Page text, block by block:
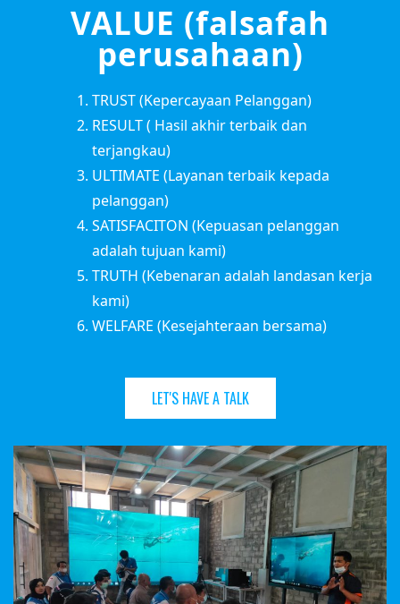
VALUE (falsafah
perusahaan)
TRUST (Kepercayaan Pelanggan)
RESULT ( Hasil akhir terbaik dan
terjangkau)
ULTIMATE (Layanan terbaik kepada
pelanggan)
SATISFACITON (Kepuasan pelanggan
adalah tujuan kami)
TRUTH (Kebenaran adalah landasan kerja
kami)
WELFARE (Kesejahteraan bersama)
LET'S HAVE A TALK